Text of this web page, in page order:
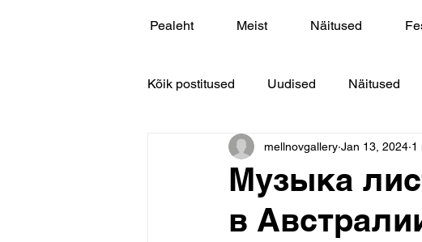
Pealeht Meist Näitused
Kõik postitused Uudised Näitused
Музыка
в
mellnovgallery Jan 13, 2024 1